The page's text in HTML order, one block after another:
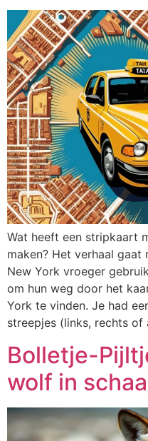
Wat heeft een stripkaart
maken? Het verhaal
New York vroeger
om hun weg door het
York te vinden. Je had
streepjes (links, rechts of
Bolletje-
wolf in